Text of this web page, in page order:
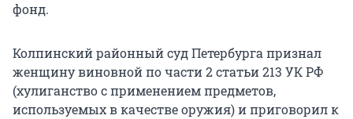
фонд.
Колпинский районный суд Петербурга признал
женщину виновной по части 2 статьи 213 УК РФ
(хулиганство с применением предметов,
используемых в качестве оружия) и приговорил к